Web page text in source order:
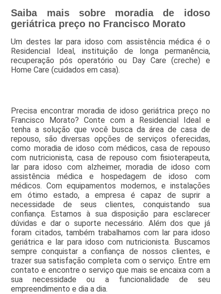
Saiba mais sobre moradia de idoso
geriátrica preço no Francisco Morato
Um destes lar para idoso com assistência médica é o
Residencial Ideal, instituição de longa permanência,
recuperação pós operatório ou Day Care (creche) e
Home Care (cuidados em casa).
Precisa encontrar moradia de idoso geriátrica preço no
Francisco Morato? Conte com a Residencial Ideal e
tenha a solução que você busca da área de casa de
repouso, são diversas opções de serviços oferecidas,
como moradia de idoso com médicos, casa de repouso
com nutricionista, casa de repouso com fisioterapeuta,
lar para idoso com alzheimer, moradia de idoso com
assistência médica e hospedagem de idoso com
médicos. Com equipamentos modernos, e instalações
em ótimo estado, a empresa é capaz de suprir a
necessidade de seus clientes, conquistando sua
confiança. Estamos à sua disposição para esclarecer
dúvidas e dar o suporte necessário. Além dos que já
foram citados, também trabalhamos com lar para idoso
geriátrica e lar para idoso com nutricionista. Buscamos
sempre conquistar a confiança de nossos clientes, e
trazer sua satisfação completa com o serviço. Entre em
contato e encontre o serviço que mais se encaixa com a
sua necessidade ou a funcionalidade de seu
empreendimento e dia a dia.